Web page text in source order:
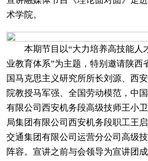
术学院。
本期节目以“大力培养高技能人
业教育体系”为主题，特别邀请陕西
国马克思主义研究所所长刘源、西
院教授马军强、全国劳动模范，中
有限公司西安机务段高级技师王小
局集团有限公司西安机务段职工王
交通集团有限公司运营分公司高级
阵容。宣讲之前与会领导为宣讲团成